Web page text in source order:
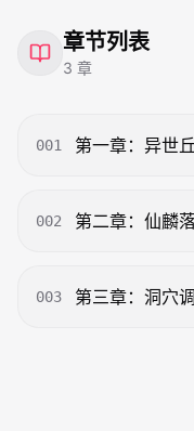
章节列表
3 章
001 第一章：异世
002 第二章：仙麟
003 第三章：洞穴